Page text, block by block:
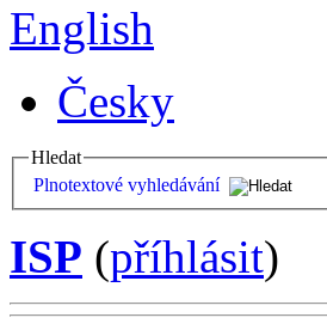
English
Česky
Hledat
Plnotextové vyhledávání
ISP (příhlásit)